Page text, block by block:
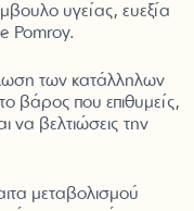
υγείας, ευεξία
Pomroy.
των κατάλληλων
βάρος που επιθυμείς,
να βελτιώσεις την
μεταβολισμού